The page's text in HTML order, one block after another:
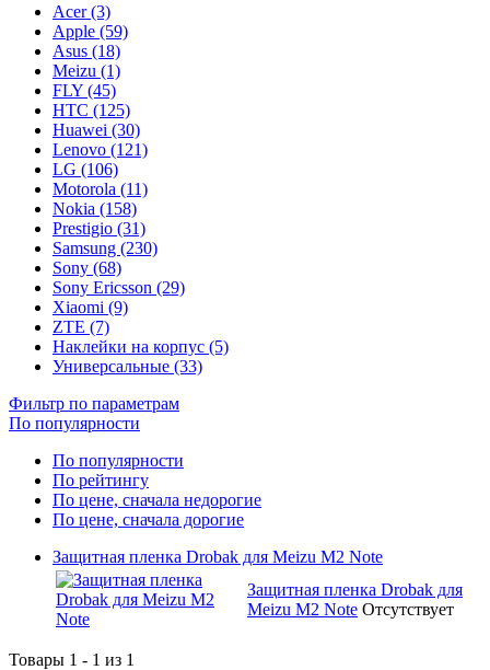
Acer (3)
Apple (59)
Asus (18)
Meizu (1)
FLY (45)
HTC (125)
Huawei (30)
Lenovo (121)
LG (106)
Motorola (11)
Nokia (158)
Prestigio (31)
Samsung (230)
Sony (68)
Sony Ericsson (29)
Xiaomi (9)
ZTE (7)
Наклейки на корпус (5)
Универсальные (33)
Фильтр по параметрам
По популярности
По популярности
По рейтингу
По цене, сначала недорогие
По цене, сначала дорогие
Защитная пленка Drobak для Meizu M2 Note
Защитная пленка Drobak для
Meizu M2 Note Отсутствует
Товары 1 - 1 из 1